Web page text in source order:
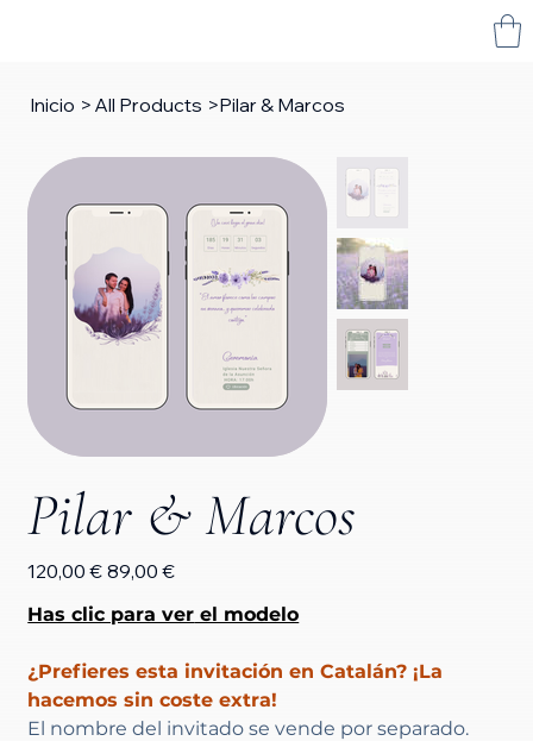
Inicio > All Products >Pilar & Marcos
Pilar & Marcos
Precio
original
120,00 € Precio
de
89,00 €
Has clic para ver el modelo
¿Prefieres esta invitación en Catalán? ¡La
hacemos sin coste extra!
El nombre del invitado se vende por separado.